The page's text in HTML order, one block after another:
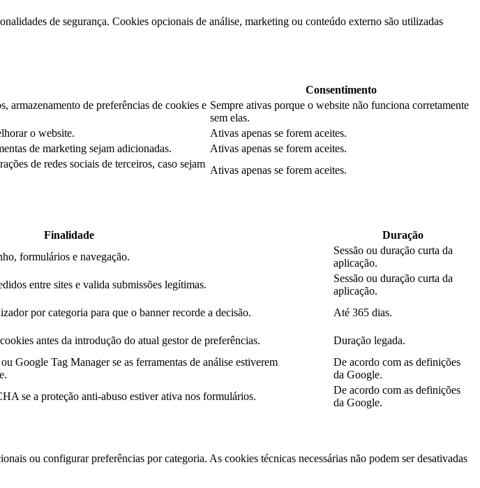
de segurança. Cookies opcionais de análise, marketing ou conteúdo externo são utilizadas
Consentimento
armazenamento de preferências de cookies e Sempre ativas porque o website não funciona corretamente
sem elas.
o website.
Ativas apenas se forem aceites.
de marketing sejam adicionadas.
Ativas apenas se forem aceites.
de redes sociais de terceiros, caso sejam
Ativas apenas se forem aceites.
Finalidade
Duração
formulários e navegação.
Sessão ou duração curta da
aplicação.
entre sites e valida submissões legítimas.
Sessão ou duração curta da
aplicação.
por categoria para que o banner recorde a decisão. Até 365 dias.
antes da introdução do atual gestor de preferências. Duração legada.
Google Tag Manager se as ferramentas de análise estiverem
De acordo com as definições
da Google.
se a proteção anti-abuso estiver ativa nos formulários.
De acordo com as definições
da Google.
ou configurar preferências por categoria. As cookies técnicas necessárias não podem ser desativadas